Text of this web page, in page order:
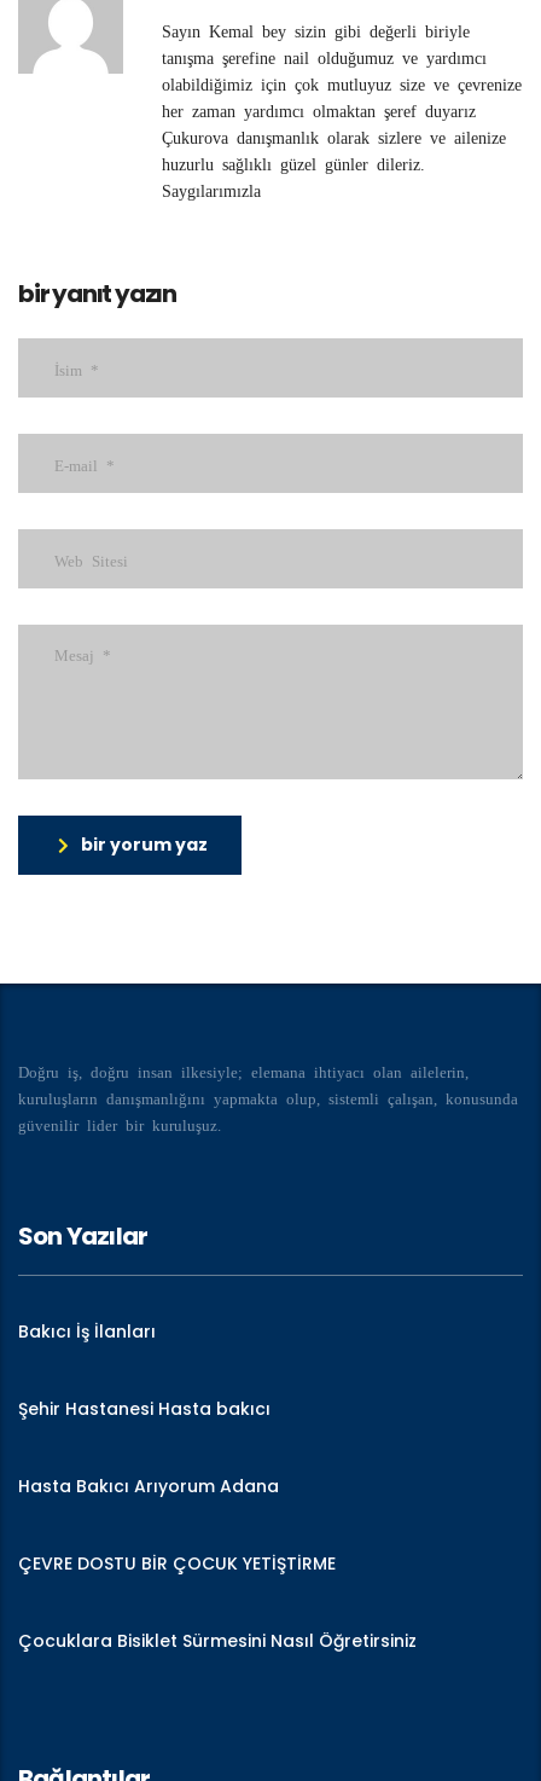
Sayın Kemal bey sizin gibi değerli biriyle
tanışma şerefine nail olduğumuz ve yardımcı
olabildiğimiz için çok mutluyuz size ve çevrenize
her zaman yardımcı olmaktan şeref duyarız
Çukurova danışmanlık olarak sizlere ve ailenize
huzurlu sağlıklı güzel günler dileriz.
Saygılarımızla
bir yanıt yazın
bir yorum yaz
Doğru iş, doğru insan ilkesiyle; elemana ihtiyacı olan ailelerin,
kuruluşların danışmanlığını yapmakta olup, sistemli çalışan, konusunda
güvenilir lider bir kuruluşuz.
Son Yazılar
Bakıcı İş İlanları
Şehir Hastanesi Hasta bakıcı
Hasta Bakıcı Arıyorum Adana
ÇEVRE DOSTU BİR ÇOCUK YETİŞTİRME
Çocuklara Bisiklet Sürmesini Nasıl Öğretirsiniz